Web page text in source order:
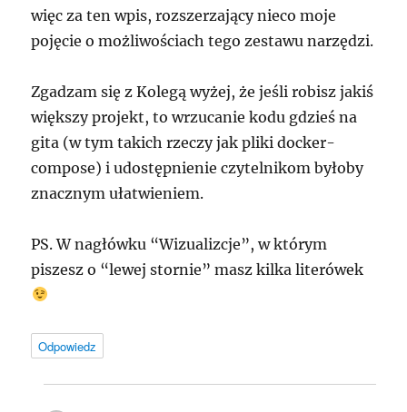
więc za ten wpis, rozszerzający nieco moje
pojęcie o możliwościach tego zestawu narzędzi.
Zgadzam się z Kolegą wyżej, że jeśli robisz jakiś
większy projekt, to wrzucanie kodu gdzieś na
gita (w tym takich rzeczy jak pliki docker-
compose) i udostępnienie czytelnikom byłoby
znacznym ułatwieniem.
PS. W nagłówku “Wizualizcje”, w którym
piszesz o “lewej stornie” masz kilka literówek
Odpowiedz